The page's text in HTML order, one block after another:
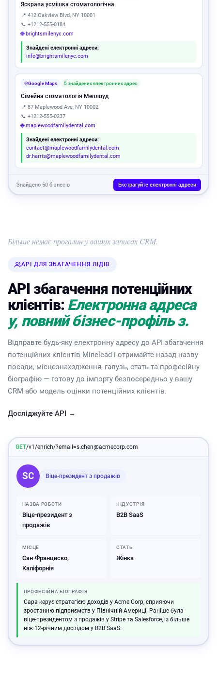
Яскрава усмішка стоматологічна
📍 412 Oakview Blvd, NY 10001
📞 +1212-555-0184
🌐 brightsmilenyc.com
Знайдені електронні адреси:
info@brightsmilenyc.com
Google Maps 5 знайдених електронних адрес
Сімейна стоматологія Меплвуд
📍 87 Maplewood Ave, NY 10002
📞 +1212-555-0237
🌐 maplewoodfamilydental.com
Знайдені електронні адреси:
contact@maplewoodfamilydental.com
dr.harris@maplewoodfamilydental.com
Знайдено 50 бізнесів Екстрагуйте електронні адреси
Більше немає прогалин у ваших записах CRM.
API ДЛЯ ЗБАГАЧЕННЯ ЛІДІВ
API збагачення потенційних
клієнтів: Електронна адреса
у, повний бізнес-профіль з.
Відправте будь-яку електронну адресу до API збагачення
потенційних клієнтів Minelead і отримайте назад назву
посади, місцезнаходження, галузь, стать та професійну
біографію — готову до імпорту безпосередньо у вашу
CRM або модель оцінки потенційних клієнтів.
Досліджуйте API →
GET/v1/enrich/?email=s.chen@acmecorp.com
SC Віце-президент з продажів
НАЗВА РОБОТИ
Віце-президент з
продажів
ІНДУСТРІЯ
B2B SaaS
МІСЦЕ
Сан-Франциско,
Каліфорнія
СТАТЬ
Жінка
ПРОФЕСІЙНА БІОГРАФІЯ
Сара керує стратегією доходів у Acme Corp, сприяючи
зростанню підприємств у Північній Америці. Раніше була
віце-президентом з продажів у Stripe та Salesforce, із більше
ніж 12-річним досвідом у B2B SaaS.